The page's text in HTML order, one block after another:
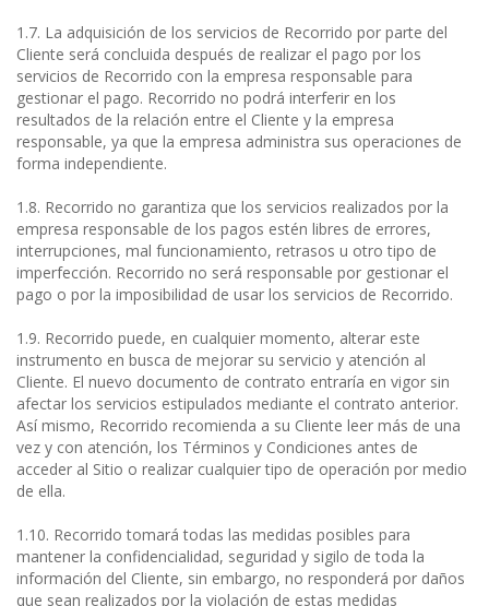
1.7. La adquisición de los servicios de Recorrido por parte del
Cliente será concluida después de realizar el pago por los
servicios de Recorrido con la empresa responsable para
gestionar el pago. Recorrido no podrá interferir en los
resultados de la relación entre el Cliente y la empresa
responsable, ya que la empresa administra sus operaciones de
forma independiente.
1.8. Recorrido no garantiza que los servicios realizados por la
empresa responsable de los pagos estén libres de errores,
interrupciones, mal funcionamiento, retrasos u otro tipo de
imperfección. Recorrido no será responsable por gestionar el
pago o por la imposibilidad de usar los servicios de Recorrido.
1.9. Recorrido puede, en cualquier momento, alterar este
instrumento en busca de mejorar su servicio y atención al
Cliente. El nuevo documento de contrato entraría en vigor sin
afectar los servicios estipulados mediante el contrato anterior.
Así mismo, Recorrido recomienda a su Cliente leer más de una
vez y con atención, los Términos y Condiciones antes de
acceder al Sitio o realizar cualquier tipo de operación por medio
de ella.
1.10. Recorrido tomará todas las medidas posibles para
mantener la confidencialidad, seguridad y sigilo de toda la
información del Cliente, sin embargo, no responderá por daños
que sean realizados por la violación de estas medidas